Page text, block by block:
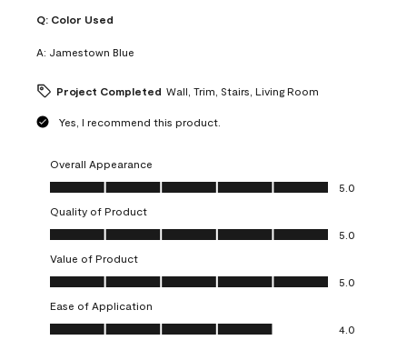
Q: Color Used
A: Jamestown Blue
Project Completed Wall, Trim, Stairs, Living Room
Yes, I recommend this product.
Overall Appearance
Overall Appearance, 5.0 out of 5
5.0
Quality of Product
Quality of Product, 5.0 out of 5
5.0
Value of Product
Value of Product, 5.0 out of 5
5.0
Ease of Application
Ease of Application, 4.0 out of 5
4.0